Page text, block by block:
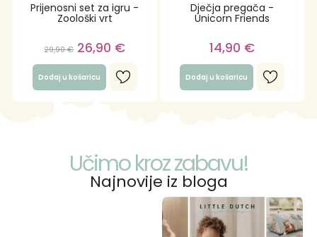
Prijenosni set za igru -
Zoološki vrt
29,90€ 26,90 €
Dodaj u košaricu
Dječja pregača -
Unicorn Friends
14,90 €
Dodaj u košaricu
Učimo kroz zabavu!
Najnovije iz bloga